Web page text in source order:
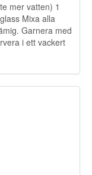
mer vatten) 1
Mixa alla
Garnera med
i ett vackert